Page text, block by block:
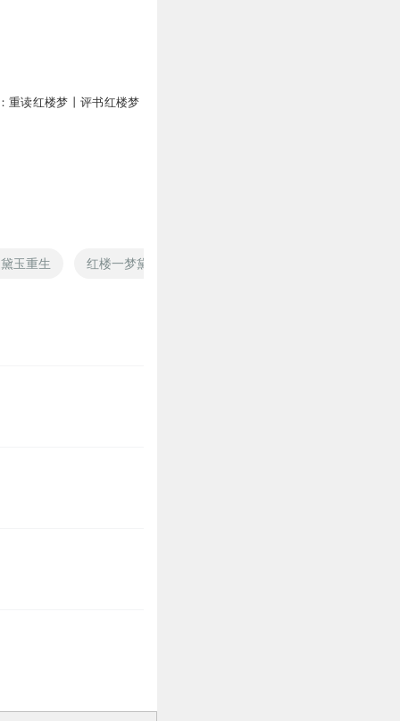
重读红楼梦丨评书红楼梦
玉重生 红楼一梦黛玉归来